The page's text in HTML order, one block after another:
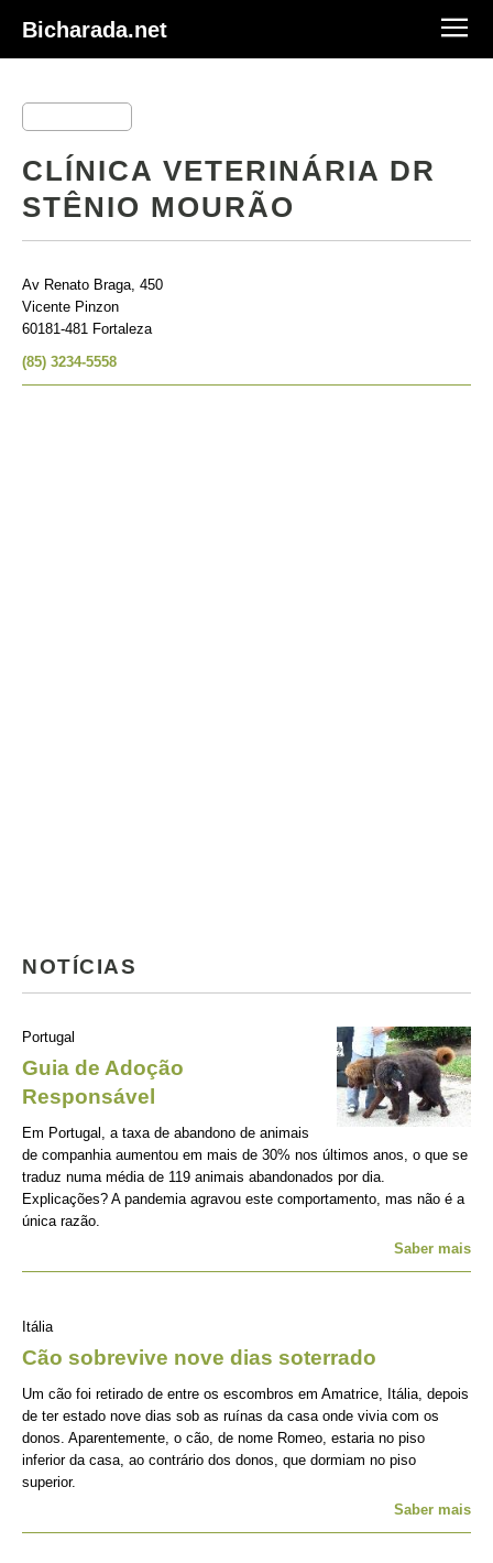
Bicharada.net
CLÍNICA VETERINÁRIA DR
STÊNIO MOURÃO
Av Renato Braga, 450
Vicente Pinzon
60181-481 Fortaleza
(85) 3234-5558
NOTÍCIAS
Portugal
Guia de Adoção
Responsável
Em Portugal, a taxa de abandono de animais
de companhia aumentou em mais de 30% nos últimos anos, o que se
traduz numa média de 119 animais abandonados por dia.
Explicações? A pandemia agravou este comportamento, mas não é a
única razão.
Saber mais
Itália
Cão sobrevive nove dias soterrado
Um cão foi retirado de entre os escombros em Amatrice, Itália, depois
de ter estado nove dias sob as ruínas da casa onde vivia com os
donos. Aparentemente, o cão, de nome Romeo, estaria no piso
inferior da casa, ao contrário dos donos, que dormiam no piso
superior.
Saber mais